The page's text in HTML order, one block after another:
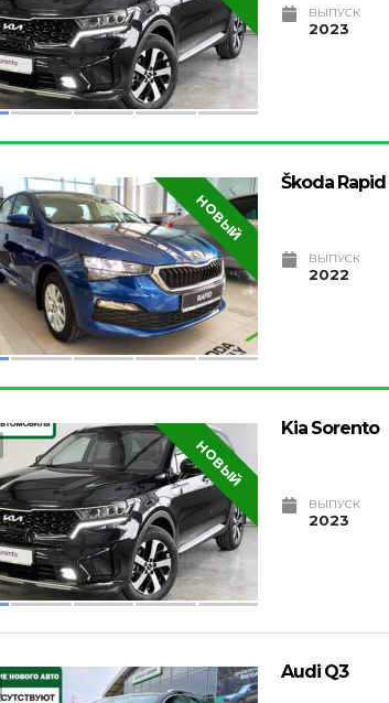
ВЫПУСК
2023
НОВЫЙ
Škoda Rapid
ВЫПУСК
2022
НОВЫЙ
Kia Sorento
ВЫПУСК
2023
Audi Q3